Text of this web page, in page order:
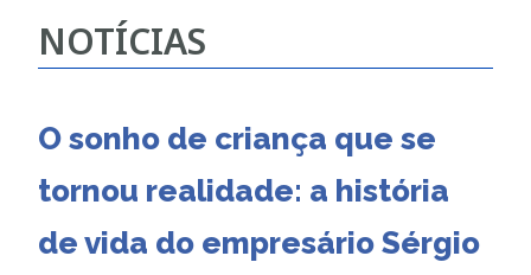
NOTÍCIAS
O sonho de criança que se
tornou realidade: a história
de vida do empresário Sérgio